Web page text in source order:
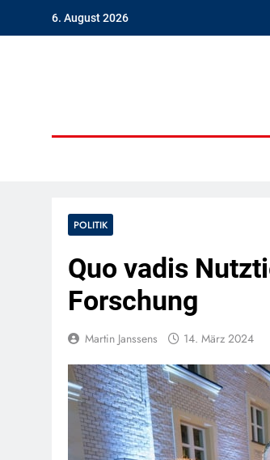
6. August 2026
POLITIK
Quo vadis
Forschung
Martin Janssens 14. März 2024